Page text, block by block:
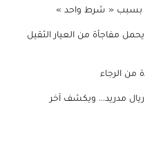
بسبب « شرط واحد »
مفاجأة من العيار الثقيل
من الرجاء
مدريد... ويكشف آخر